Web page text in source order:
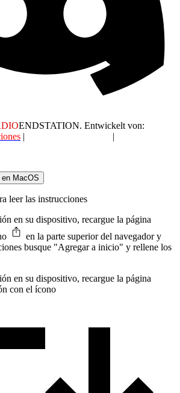
ENDSTATION. Entwickelt von:
| |
en MacOS
leer las instrucciones
en su dispositivo, recargue la página
en la parte superior del navegador y
busque "Agregar a inicio" y rellene los
en su dispositivo, recargue la página
con el ícono